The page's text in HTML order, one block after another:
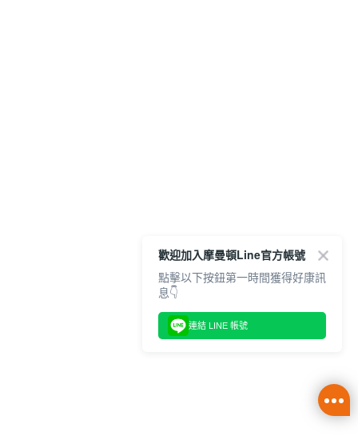
歡迎加入摩曼頓Line官方帳號
點擊以下按鈕第一時間獲得好康訊
息👇
連結 LINE 帳號